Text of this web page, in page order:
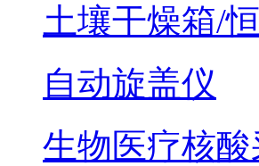
土壤干燥箱/
自动旋盖仪
生物医疗核